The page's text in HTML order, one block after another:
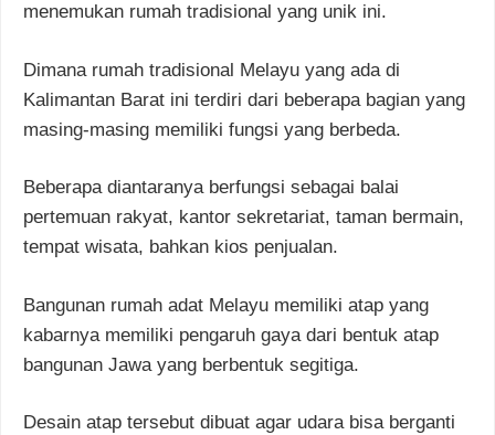
menemukan rumah tradisional yang unik ini.
Dimana rumah tradisional Melayu yang ada di
Kalimantan Barat ini terdiri dari beberapa bagian yang
masing-masing memiliki fungsi yang berbeda.
Beberapa diantaranya berfungsi sebagai balai
pertemuan rakyat, kantor sekretariat, taman bermain,
tempat wisata, bahkan kios penjualan.
Bangunan rumah adat Melayu memiliki atap yang
kabarnya memiliki pengaruh gaya dari bentuk atap
bangunan Jawa yang berbentuk segitiga.
Desain atap tersebut dibuat agar udara bisa berganti